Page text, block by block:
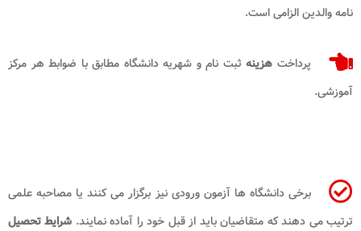
نامه والدین الزامی است.
پرداخت هزینه ثبت نام و شهریه دانشگاه مطابق با ضوابط هر مرکز
آموزشی.
برخی دانشگاه ها آزمون ورودی نیز برگزار می کنند یا مصاحبه علمی
ترتیب می دهند که متقاضیان باید از قبل خود را آماده نمایند. شرایط تحصیل